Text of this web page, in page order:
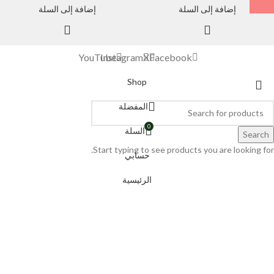
إضافة إلى السلة إضافة إلى السلة
Facebook
X
Instagram
YouTube
Search
Start typing to see products you are looking for.
Shop
المفضلة
0 السلة
حسابي
الرئيسية